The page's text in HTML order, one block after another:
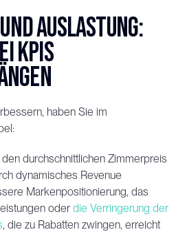
und Auslastung:
KPIs
haben Sie im
durchschnittlichen Zimmerpreis
dynamisches Revenue
Markenpositionierung, das
oder die Verringerung der
, die zu Rabatten zwingen, erreicht